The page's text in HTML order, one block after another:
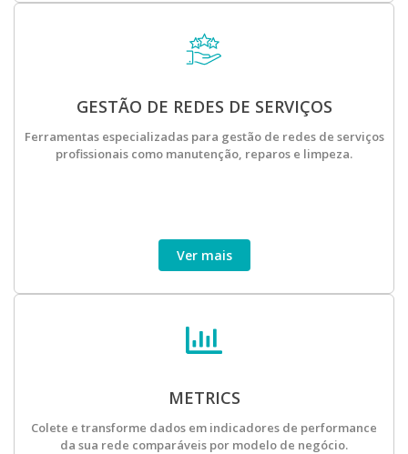
GESTÃO DE REDES DE SERVIÇOS
Ferramentas especializadas para gestão de redes de serviços
profissionais como manutenção, reparos e limpeza.
Ver mais
METRICS
Colete e transforme dados em indicadores de performance
da sua rede comparáveis por modelo de negócio.